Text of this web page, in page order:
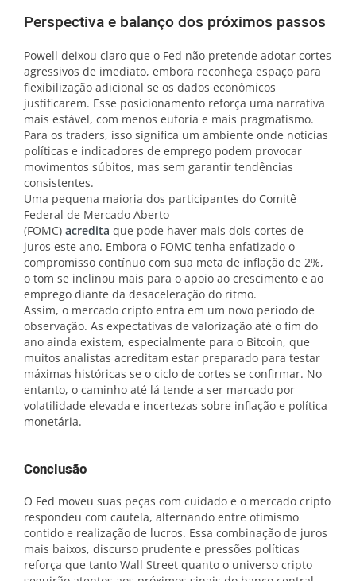
Perspectiva e balanço dos próximos passos
Powell deixou claro que o Fed não pretende adotar cortes
agressivos de imediato, embora reconheça espaço para
flexibilização adicional se os dados econômicos
justificarem. Esse posicionamento reforça uma narrativa
mais estável, com menos euforia e mais pragmatismo.
Para os traders, isso significa um ambiente onde notícias
políticas e indicadores de emprego podem provocar
movimentos súbitos, mas sem garantir tendências
consistentes.
Uma pequena maioria dos participantes do Comitê
Federal de Mercado Aberto
(FOMC) acredita que pode haver mais dois cortes de
juros este ano. Embora o FOMC tenha enfatizado o
compromisso contínuo com sua meta de inflação de 2%,
o tom se inclinou mais para o apoio ao crescimento e ao
emprego diante da desaceleração do ritmo.
Assim, o mercado cripto entra em um novo período de
observação. As expectativas de valorização até o fim do
ano ainda existem, especialmente para o Bitcoin, que
muitos analistas acreditam estar preparado para testar
máximas históricas se o ciclo de cortes se confirmar. No
entanto, o caminho até lá tende a ser marcado por
volatilidade elevada e incertezas sobre inflação e política
monetária.
Conclusão
O Fed moveu suas peças com cuidado e o mercado cripto
respondeu com cautela, alternando entre otimismo
contido e realização de lucros. Essa combinação de juros
mais baixos, discurso prudente e pressões políticas
reforça que tanto Wall Street quanto o universo cripto